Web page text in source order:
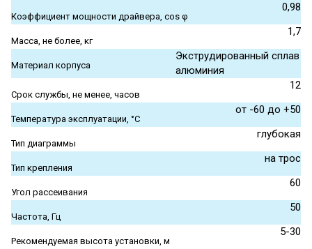
Коэффициент мощности драйвера, cos φ
0,98
Масса, не более, кг
1,7
Материал корпуса
Экструдированный сплав
алюминия
Срок службы, не менее, часов
12
Температура эксплуатации, °С
от -60 до +50
Тип диаграммы
глубокая
Тип крепления
на трос
Угол рассеивания
60
Частота, Гц
50
Рекомендуемая высота установки, м
5-30